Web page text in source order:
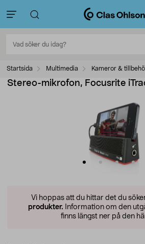
Startsida Multimedia Kameror &
Stereo-mikrofon, Focusrite
Vi hoppas att du hittar det du
produkter. Information om den
finns längst ner på den